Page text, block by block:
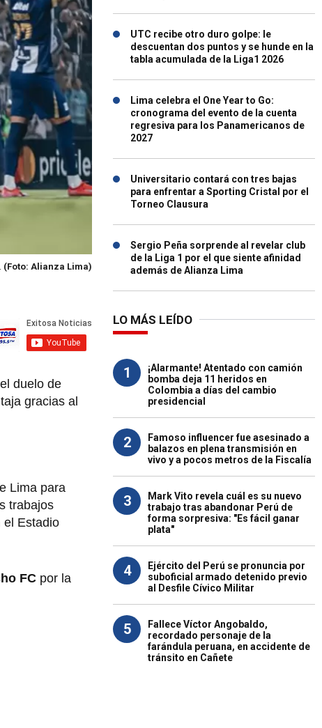
(Foto: Alianza Lima)
duelo de
gracias al
Lima para
trabajos
el Estadio
FC por la
UTC recibe otro duro golpe: le
descuentan dos puntos y se hunde en la
tabla acumulada de la Liga1 2026
Lima celebra el One Year to Go:
cronograma del evento de la cuenta
regresiva para los Panamericanos de
2027
Universitario contará con tres bajas
para enfrentar a Sporting Cristal por el
Torneo Clausura
Sergio Peña sorprende al revelar club
de la Liga 1 por el que siente afinidad
además de Alianza Lima
LO MÁS LEÍDO
1
¡Alarmante! Atentado con camión
bomba deja 11 heridos en
Colombia a días del cambio
presidencial
2
Famoso influencer fue asesinado a
balazos en plena transmisión en
vivo y a pocos metros de la Fiscalía
3
Mark Vito revela cuál es su nuevo
trabajo tras abandonar Perú de
forma sorpresiva: "Es fácil ganar
plata"
4
Ejército del Perú se pronuncia por
suboficial armado detenido previo
al Desfile Cívico Militar
5
Fallece Víctor Angobaldo,
recordado personaje de la
farándula peruana, en accidente de
tránsito en Cañete